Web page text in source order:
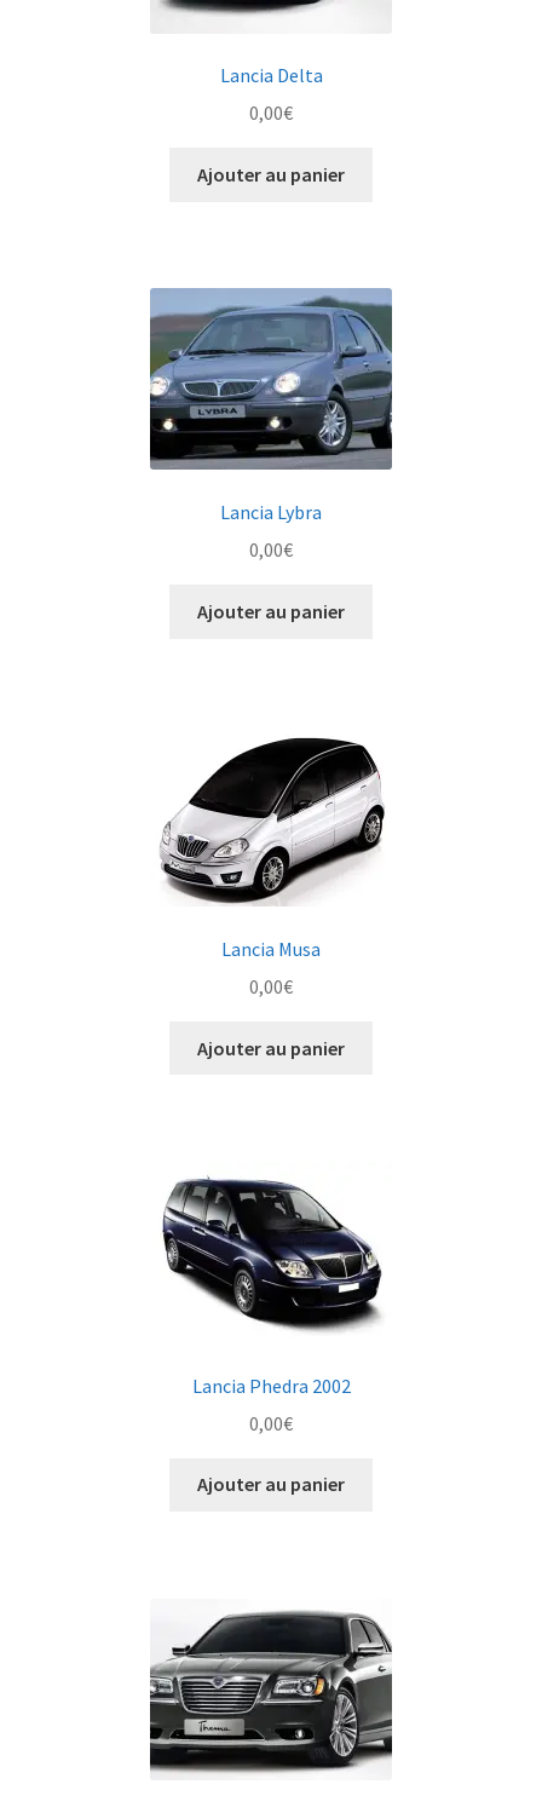
Lancia Delta
0,00€
Ajouter au panier
Lancia Lybra
0,00€
Ajouter au panier
Lancia Musa
0,00€
Ajouter au panier
Lancia Phedra 2002
0,00€
Ajouter au panier